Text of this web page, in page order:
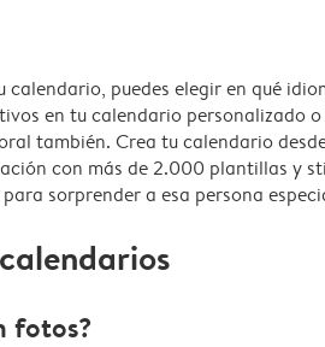
puedes elegir en qué
en tu calendario personalizado
también. Crea tu calendario
con más de 2.000 plantillas y
sorprender a esa persona
fotos?